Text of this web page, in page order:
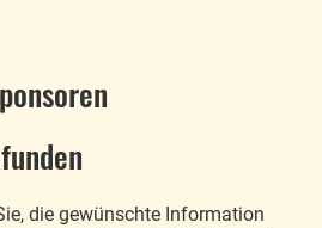
die gewünschte Information